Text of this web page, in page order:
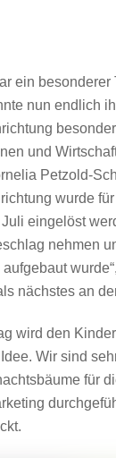
ein
nun endlich
und
Petzold-
wurde
eingelöst
nehmen
nächstes an
wird den
Wir sind
für